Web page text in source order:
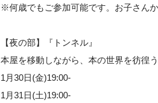
※何歳でもご参加可能です。お子さん
【夜の部】『トンネル』
本屋を移動しながら、本の世界を彷徨う
1月30日(金)19:00-
1月31日(土)19:00-